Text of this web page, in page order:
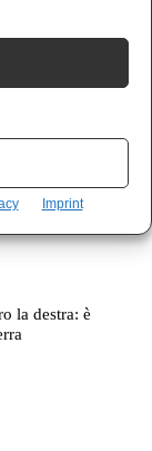
Imprint
la destra: è